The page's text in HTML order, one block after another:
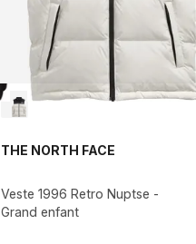
THE NORTH FACE
Veste 1996 Retro Nuptse -
Grand enfant